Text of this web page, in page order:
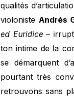
qualités
violoniste Andrés
ed Euridice–
ton intime de la
se démarquent
pourtant très
retrouvons sans